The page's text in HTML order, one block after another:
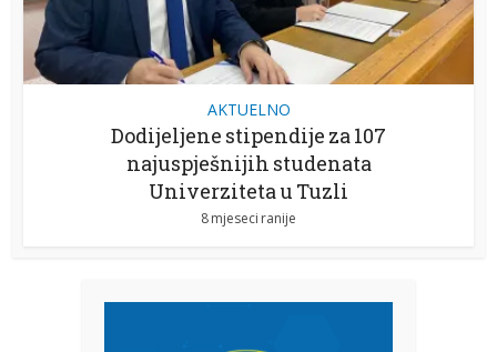
AKTUELNO
Dodijeljene stipendije za 107
najuspješnijih studenata
Univerziteta u Tuzli
8 mjeseci ranije